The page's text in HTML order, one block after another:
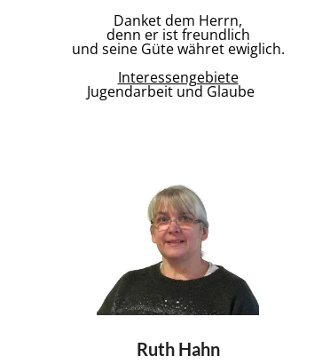
Danket dem Herrn,
denn er ist freundlich
und seine Güte währet ewiglich.
Interessengebiete
Jugendarbeit und Glaube
Ruth Hahn